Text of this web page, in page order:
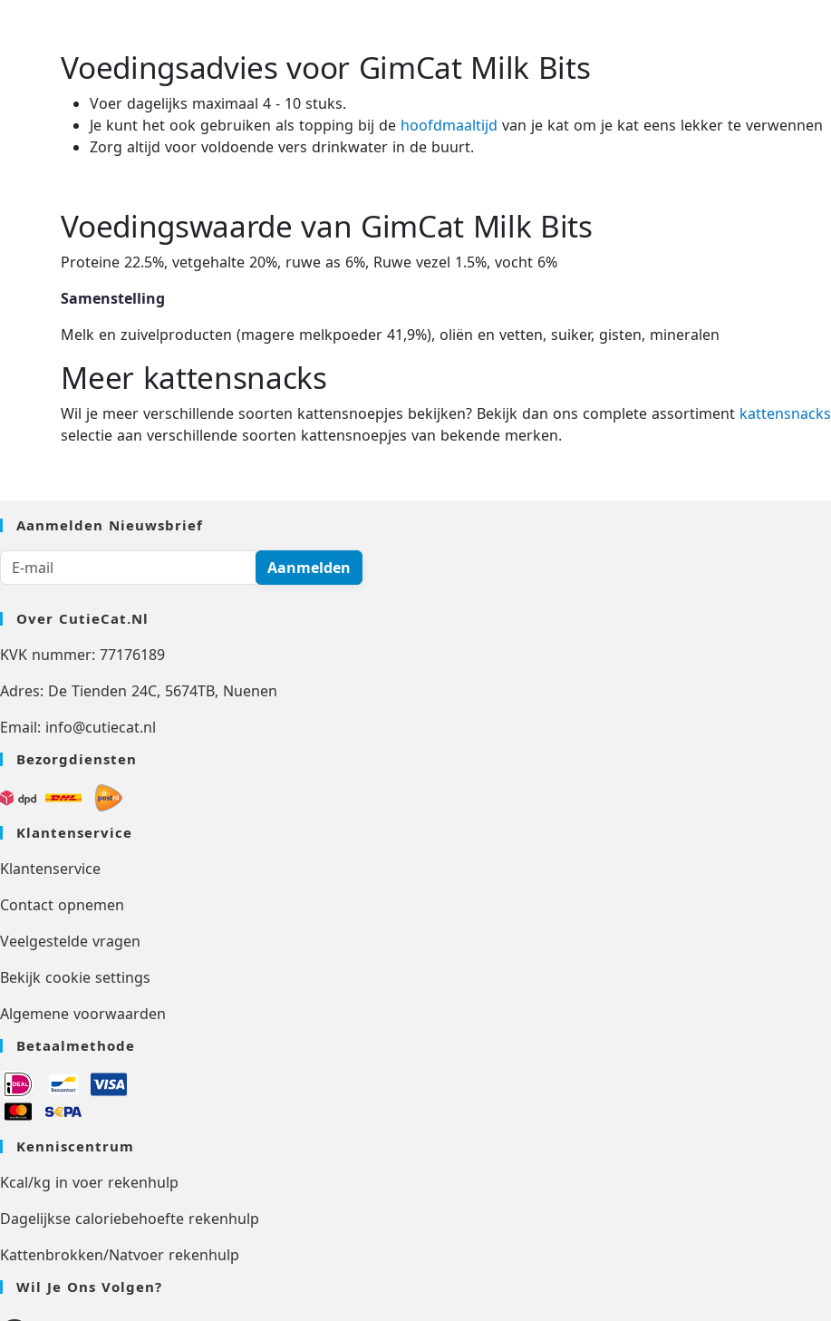
Voedingsadvies voor GimCat Milk Bits
Voer dagelijks maximaal 4 - 10 stuks.
Je kunt het ook gebruiken als topping bij de hoofdmaaltijd van je kat om je kat eens lekker te verwennen
Zorg altijd voor voldoende vers drinkwater in de buurt.
Voedingswaarde van GimCat Milk Bits
Proteine 22.5%, vetgehalte 20%, ruwe as 6%, Ruwe vezel 1.5%, vocht 6%
Samenstelling
Melk en zuivelproducten (magere melkpoeder 41,9%), oliën en vetten, suiker, gisten, mineralen
Meer kattensnacks
Wil je meer verschillende soorten kattensnoepjes bekijken? Bekijk dan ons complete assortiment kattensnacks
selectie aan verschillende soorten kattensnoepjes van bekende merken.
Aanmelden Nieuwsbrief
Aanmelden
Over CutieCat.nl
KVK nummer: 77176189
Adres: De Tienden 24C, 5674TB, Nuenen
Email: info@cutiecat.nl
Bezorgdiensten
Klantenservice
Klantenservice
Contact opnemen
Veelgestelde vragen
Bekijk cookie settings
Algemene voorwaarden
Betaalmethode
Kenniscentrum
Kcal/kg in voer rekenhulp
Dagelijkse caloriebehoefte rekenhulp
Kattenbrokken/Natvoer rekenhulp
Wil Je Ons Volgen?